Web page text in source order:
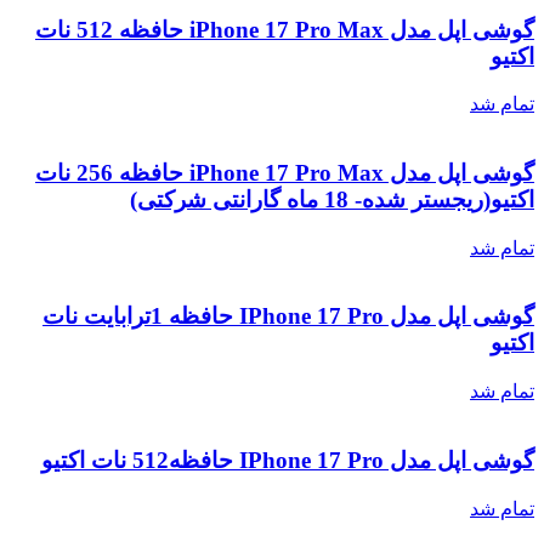
گوشی اپل مدل iPhone 17 Pro Max حافظه 512 نات
اکتیو
تمام شد
گوشی اپل مدل iPhone 17 Pro Max حافظه 256 نات
اکتیو(ریجستر شده- 18 ماه گارانتی شرکتی)
تمام شد
گوشی اپل مدل IPhone 17 Pro حافظه 1ترابایت نات
اکتیو
تمام شد
گوشی اپل مدل IPhone 17 Pro حافظه512 نات اکتیو
تمام شد